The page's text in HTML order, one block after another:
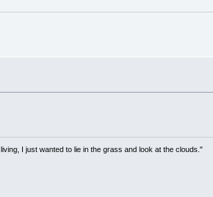
I just wanted to lie in the grass and look at the clouds."